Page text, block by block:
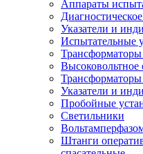
Аппараты
Указатели и
Испытательные
Трансформаторы
Высоковольтное
Указатели и
Пробойные
Светильники
Штанги